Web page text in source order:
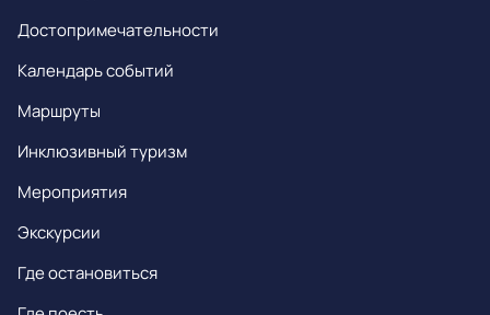
Достопримечательности
Календарь событий
Маршруты
Инклюзивный туризм
Мероприятия
Экскурсии
Где остановиться